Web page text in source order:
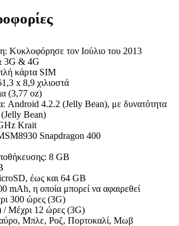
Κυκλοφόρησε τον Ιούλιο του 2013
3G & 4G
κάρτα SIM
x 8,9 χιλιοστά
(3,77 oz)
Android 4.2.2 (Jelly Bean), με δυνατότητα
Bean)
Krait
Snapdragon 400
8 GB
έως και 64 GB
mAh, η οποία μπορεί να αφαιρεθεί
300 ώρες (3G)
/ Μέχρι 12 ώρες (3G)
Μπλε, Ροζ, Πορτοκαλί, Μωβ